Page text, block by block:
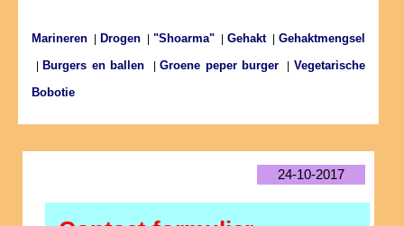
Marineren Drogen "Shoarma" Gehakt|Gehaktmengsel
Burgers en ballen |Groene peper burger |Vegetarische
Bobotie
24-10-2017